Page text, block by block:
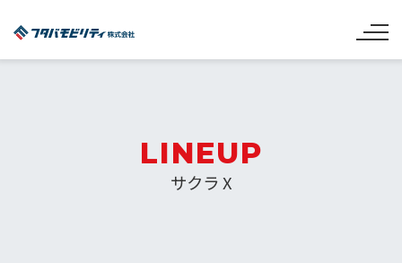
LINEUP
サクラ X